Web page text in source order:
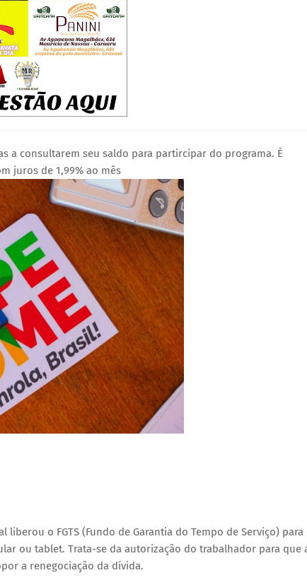
a consultarem seu saldo para partircipar do programa. É
juros de 1,99% ao mês
liberou o FGTS (Fundo de Garantia do Tempo de Serviço) para
ou tablet. Trata-se da autorização do trabalhador para que
a renegociação da dívida.